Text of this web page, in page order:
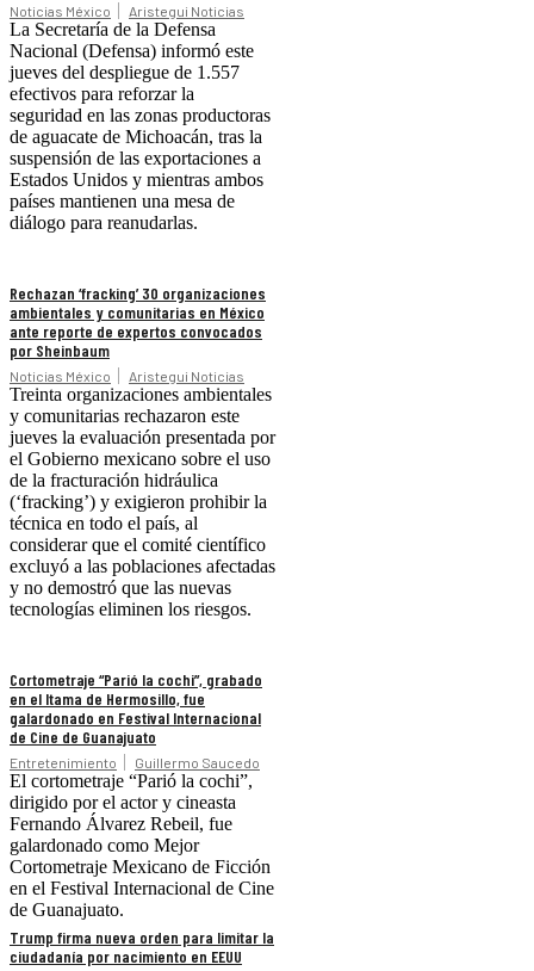
Noticias México Aristegui Noticias
La Secretaría de la Defensa
Nacional (Defensa) informó este
jueves del despliegue de 1.557
efectivos para reforzar la
seguridad en las zonas productoras
de aguacate de Michoacán, tras la
suspensión de las exportaciones a
Estados Unidos y mientras ambos
países mantienen una mesa de
diálogo para reanudarlas.
Rechazan ‘fracking’ 30 organizaciones
ambientales y comunitarias en México
ante reporte de expertos convocados
por Sheinbaum
Noticias México Aristegui Noticias
Treinta organizaciones ambientales
y comunitarias rechazaron este
jueves la evaluación presentada por
el Gobierno mexicano sobre el uso
de la fracturación hidráulica
(‘fracking’) y exigieron prohibir la
técnica en todo el país, al
considerar que el comité científico
excluyó a las poblaciones afectadas
y no demostró que las nuevas
tecnologías eliminen los riesgos.
Cortometraje “Parió la cochi”, grabado
en el Itama de Hermosillo, fue
galardonado en Festival Internacional
de Cine de Guanajuato
Entretenimiento Guillermo Saucedo
El cortometraje “Parió la cochi”,
dirigido por el actor y cineasta
Fernando Álvarez Rebeil, fue
galardonado como Mejor
Cortometraje Mexicano de Ficción
en el Festival Internacional de Cine
de Guanajuato.
Trump firma nueva orden para limitar la
ciudadanía por nacimiento en EEUU